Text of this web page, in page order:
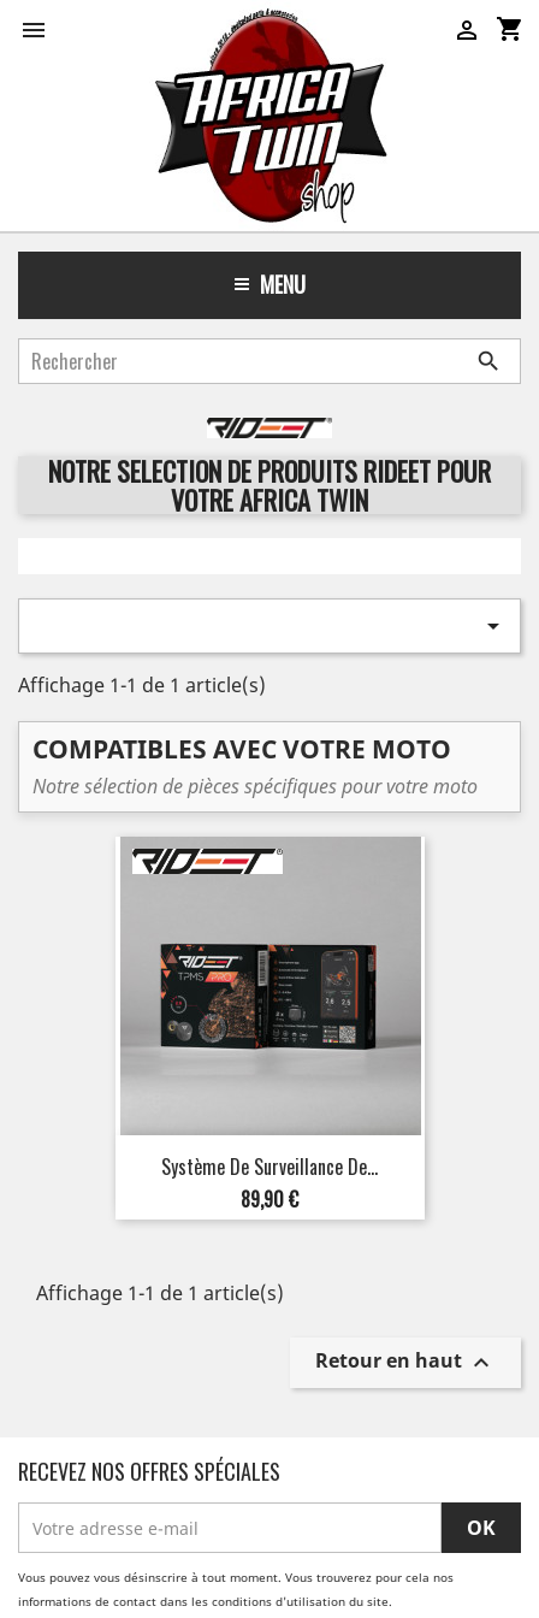
 shopping_cart

MENU

NOTRE SELECTION DE PRODUITS RIDEET POUR
VOTRE AFRICA TWIN

Affichage 1-1 de 1 article(s)
COMPATIBLES AVEC VOTRE MOTO
Notre sélection de pièces spécifiques pour votre moto
Système De Surveillance De...
Prix
89,90 €
Affichage 1-1 de 1 article(s)
Retour en haut 
RECEVEZ NOS OFFRES SPÉCIALES
Vous pouvez vous désinscrire à tout moment. Vous trouverez pour cela nos
informations de contact dans les conditions d'utilisation du site.